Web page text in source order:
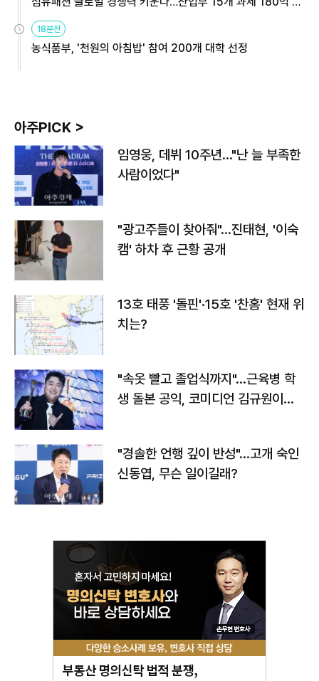
원
18분전
농식품부, '천원의 아침밥' 참여 200개 대학 선정
아주PICK >
임영웅, 데뷔 10주년…"난 늘 부족한
사람이었다"
"광고주들이 찾아줘"…진태현, '이숙
캠' 하차 후 근황 공개
13호 태풍 '돌핀'·15호 '찬홈' 현재 위
치는?
"속옷 빨고 졸업식까지"…근육병 학
생 돌본 공익, 코미디언 김규원이었
"경솔한 언행 깊이 반성"…고개 숙인
신동엽, 무슨 일이길래?